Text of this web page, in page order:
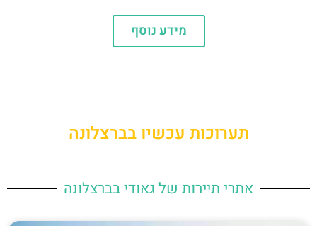
מידע נוסף
תערוכות עכשיו בברצלונה
אתרי תיירות של גאודי בברצלונה